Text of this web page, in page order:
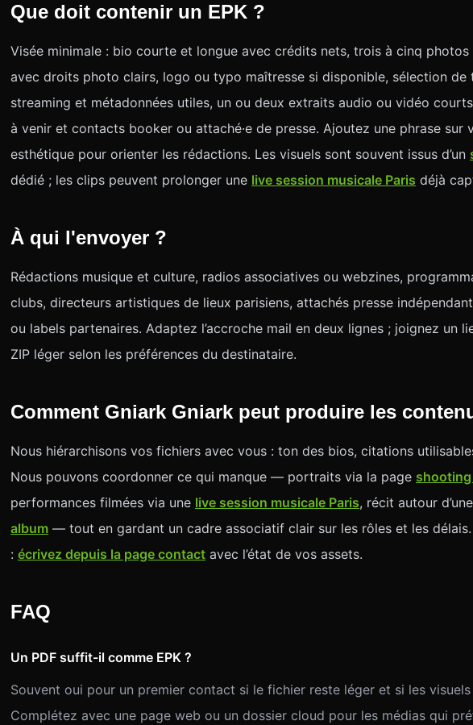
Que doit contenir un EPK ?
Visée minimale : bio courte et longue avec crédits nets, trois à cinq
avec droits photo clairs, logo ou typo maîtresse si disponible, sélection de
streaming et métadonnées utiles, un ou deux extraits audio ou vidéo
à venir et contacts booker ou attaché·e de presse. Ajoutez une phrase
esthétique pour orienter les rédactions. Les visuels sont souvent issus d’un
dédié ; les clips peuvent prolonger une live session musicale Paris déjà
À qui l'envoyer ?
Rédactions musique et culture, radios associatives ou webzines,
clubs, directeurs artistiques de lieux parisiens, attachés presse
ou labels partenaires. Adaptez l’accroche mail en deux lignes ; joignez un
ZIP léger selon les préférences du destinataire.
Comment Gniark Gniark peut produire les
Nous hiérarchisons vos fichiers avec vous : ton des bios, citations
Nous pouvons coordonner ce qui manque — portraits via la page
performances filmées via une live session musicale Paris, récit autour d’une
album — tout en gardant un cadre associatif clair sur les rôles et les
: écrivez depuis la page contact avec l’état de vos assets.
FAQ
Un PDF suffit-il comme EPK ?
Souvent oui pour un premier contact si le fichier reste léger et si les
Complétez avec une page web ou un dossier cloud pour les médias qui